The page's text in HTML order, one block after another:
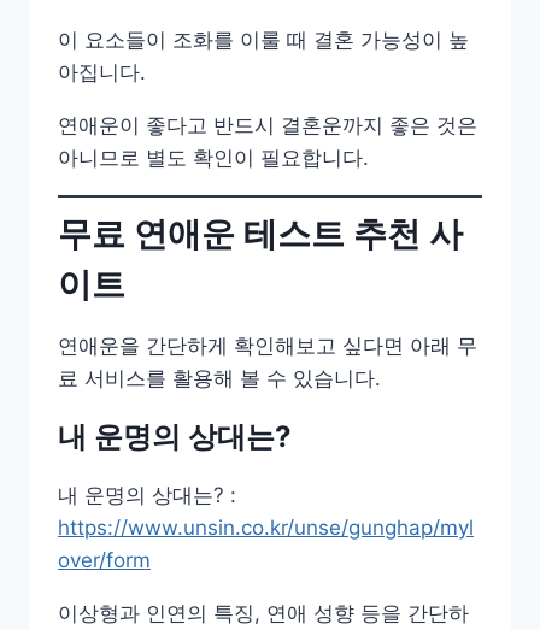
이 요소들이 조화를 이룰 때 결혼 가능성이 높
아집니다.
연애운이 좋다고 반드시 결혼운까지 좋은 것은
아니므로 별도 확인이 필요합니다.
무료 연애운 테스트 추천 사
이트
연애운을 간단하게 확인해보고 싶다면 아래 무
료 서비스를 활용해 볼 수 있습니다.
내 운명의 상대는?
내 운명의 상대는? :
https://www.unsin.co.kr/unse/gunghap/myl
over/form
이상형과 인연의 특징, 연애 성향 등을 간단하